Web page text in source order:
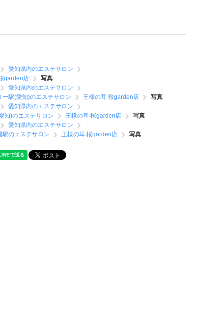
愛知県内のエステサロン
garden店
写真
愛知県内のエステサロン
ー駅(愛知)のエステサロン
王様の耳 桜garden店
写真
愛知県内のエステサロン
知)のエステサロン
王様の耳 桜garden店
写真
愛知県内のエステサロン
駅のエステサロン
王様の耳 桜garden店 写真